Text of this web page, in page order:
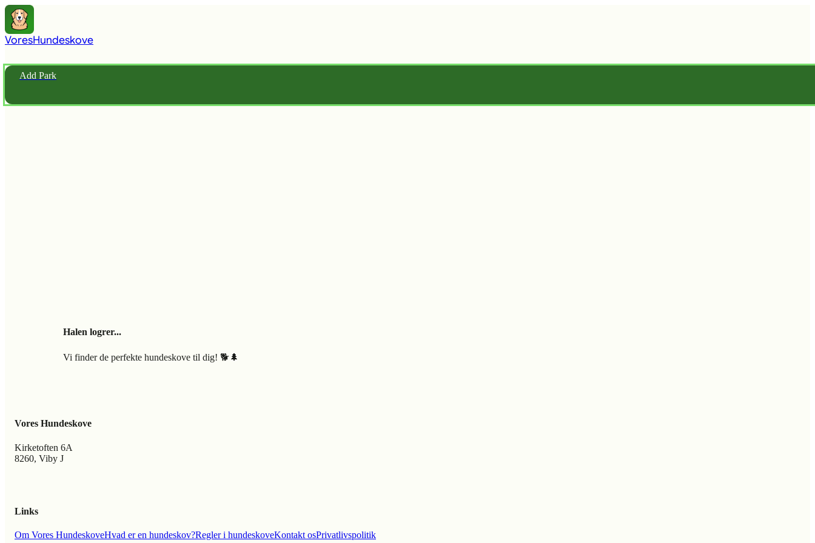
VoresHundeskove
Add Park
Halen logrer...
Vi finder de perfekte hundeskove til dig! 🐕🌲
Vores Hundeskove
Kirketoften 6A
8260, Viby J
Links
Om Vores HundeskoveHvad er en hundeskov?Regler i hundeskoveKontakt osPrivatlivspolitik